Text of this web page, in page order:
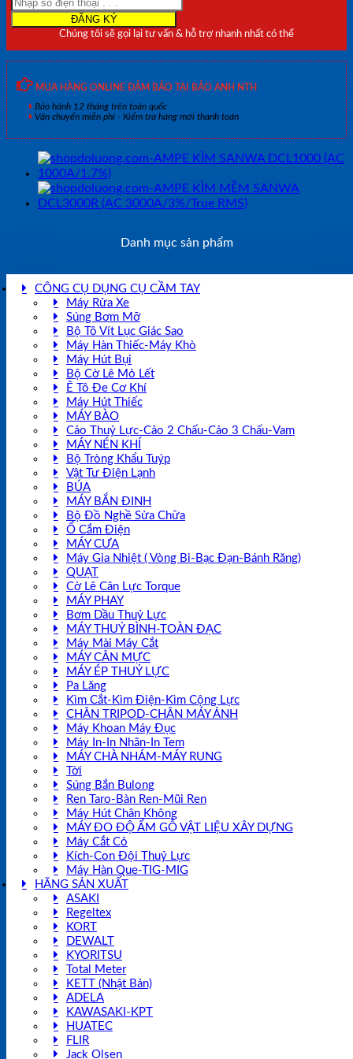
lượng
Chúng tôi sẽ gọi lại tư vấn & hỗ trợ nhanh nhất có thể
MUA HÀNG ONLINE ĐẢM BẢO TẠI BẢO ANH NTH
Bảo hành 12 tháng trên toàn quốc
Vận chuyển miễn phí - Kiểm tra hàng mới thanh toán
Danh mục sản phẩm
CÔNG CỤ DỤNG CỤ CẦM TAY
Máy Rửa Xe
Súng Bơm Mỡ
Bộ Tô Vít Lục Giác Sao
Máy Hàn Thiếc-Máy Khò
Máy Hút Bụi
Bộ Cờ Lê Mỏ Lết
Ê Tô Đe Cơ Khí
Máy Hút Thiếc
MÁY BÀO
Cảo Thuỷ Lực-Cảo 2 Chấu-Cảo 3 Chấu-Vam
MÁY NÉN KHÍ
Bộ Tròng Khẩu Tuýp
Vật Tư Điện Lạnh
BÚA
MÁY BẮN ĐINH
Bộ Đồ Nghề Sửa Chữa
Ổ Cắm Điện
MÁY CƯA
Máy Gia Nhiệt ( Vòng Bi-Bạc Đạn-Bánh Răng)
QUẠT
Cờ Lê Cân Lực Torque
MÁY PHAY
Bơm Dầu Thuỷ Lực
MÁY THUỶ BÌNH-TOÀN ĐẠC
Máy Mài Máy Cắt
MÁY CÂN MỰC
MÁY ÉP THUỶ LỰC
Pa Lăng
Kìm Cắt-Kìm Điện-Kìm Cộng Lực
CHÂN TRIPOD-CHÂN MÁY ẢNH
Máy Khoan Máy Đục
Máy In-In Nhãn-In Tem
MÁY CHÀ NHÁM-MÁY RUNG
Tời
Súng Bắn Bulong
Ren Taro-Bàn Ren-Mũi Ren
Máy Hút Chân Không
MÁY ĐO ĐỘ ẨM GỖ VẬT LIỆU XÂY DỰNG
Máy Cắt Cỏ
Kích-Con Đội Thuỷ Lực
Máy Hàn Que-TIG-MIG
HÃNG SẢN XUẤT
ASAKI
Regeltex
KORT
DEWALT
KYORITSU
Total Meter
KETT (Nhật Bản)
ADELA
KAWASAKI-KPT
HUATEC
FLIR
Jack Olsen